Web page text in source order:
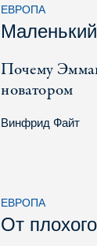
ЕВРОПА
Почему
новатором
Винфрид Файт
ЕВРОПА
От